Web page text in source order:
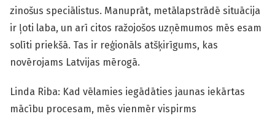
zinošus speciālistus. Manuprāt, metālapstrādē situācija
ir ļoti laba, un arī citos ražojošos uzņēmumos mēs esam
solīti priekšā. Tas ir reģionāls atšķirīgums, kas
novērojams Latvijas mērogā.
Linda Riba: Kad vēlamies iegādāties jaunas iekārtas
mācību procesam, mēs vienmēr vispirms